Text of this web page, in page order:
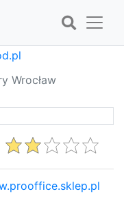
Wrocław